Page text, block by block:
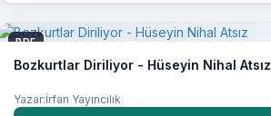
PDF
Bozkurtlar Diriliyor - Hüseyin Nihal Atsız
Yazar:İrfan Yayıncılık